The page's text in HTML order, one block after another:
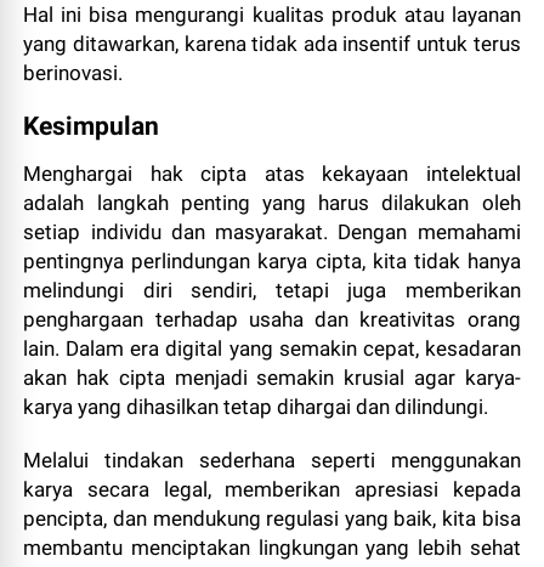
Hal ini bisa mengurangi kualitas produk atau layanan
yang ditawarkan, karena tidak ada insentif untuk terus
berinovasi.
Kesimpulan
Menghargai hak cipta atas kekayaan intelektual
adalah langkah penting yang harus dilakukan oleh
setiap individu dan masyarakat. Dengan memahami
pentingnya perlindungan karya cipta, kita tidak hanya
melindungi diri sendiri, tetapi juga memberikan
penghargaan terhadap usaha dan kreativitas orang
lain. Dalam era digital yang semakin cepat, kesadaran
akan hak cipta menjadi semakin krusial agar karya-
karya yang dihasilkan tetap dihargai dan dilindungi.
Melalui tindakan sederhana seperti menggunakan
karya secara legal, memberikan apresiasi kepada
pencipta, dan mendukung regulasi yang baik, kita bisa
membantu menciptakan lingkungan yang lebih sehat